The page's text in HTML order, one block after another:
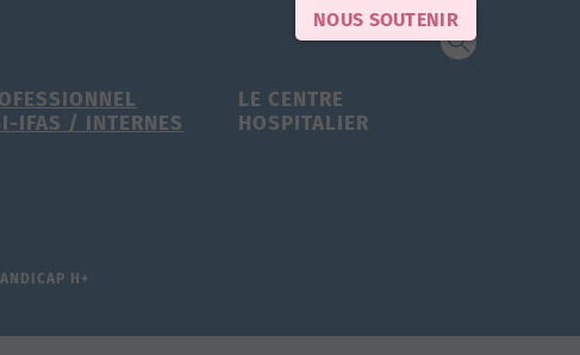
NOUS SOUTENIR
IFAS / INTERNES
LE CENTRE
HOSPITALIER
H+